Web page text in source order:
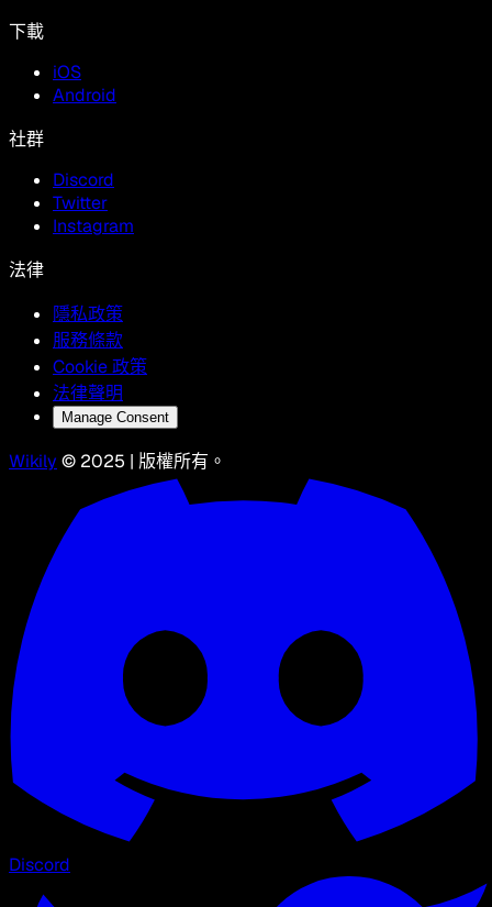
下載
iOS
Android
社群
Discord
Twitter
Instagram
法律
隱私政策
服務條款
Cookie 政策
法律聲明
Manage Consent
Wikily © 2025 | 版權所有。
Discord